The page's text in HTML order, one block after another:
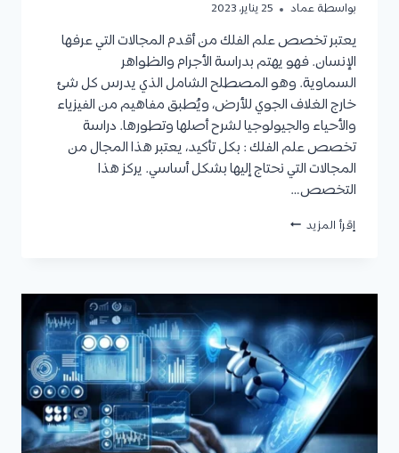
بواسطة عماد 25 يناير، 2023
يعتبر تخصص علم الفلك من أقدم المجالات التي عرفها
الإنسان. فهو يهتم بدراسة الأجرام والظواهر
السماوية. وهو المصطلح الشامل الذي يدرس كل شئ
خارج الغلاف الجوي للأرض، ويُطبق مفاهيم من الفيزياء
والأحياء والجيولوجيا لشرح أصلها وتطورها. دراسة
تخصص علم الفلك : بكل تأكيد، يعتبر هذا المجال من
المجالات التي نحتاج إليها بشكل أساسي. يركز هذا
التخصص…
إقرأ المزيد تخصص
مدة
متطلبات
القبول،
مواد
التخصص،
وأفضل
الجامعات